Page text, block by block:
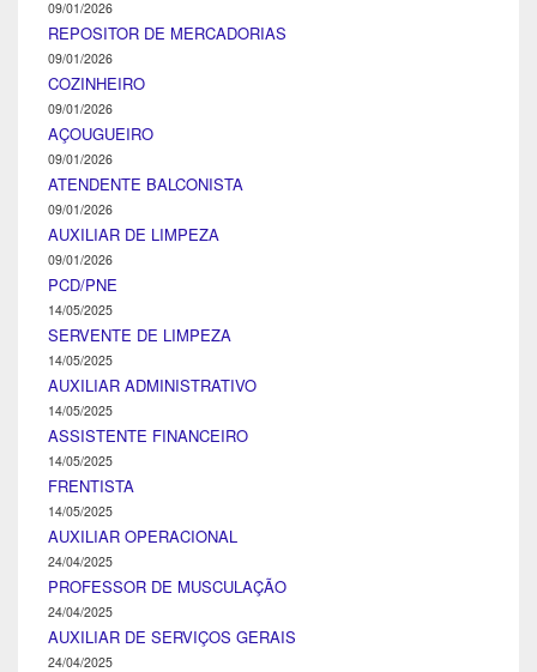
09/01/2026
REPOSITOR DE MERCADORIAS
09/01/2026
COZINHEIRO
09/01/2026
AÇOUGUEIRO
09/01/2026
ATENDENTE BALCONISTA
09/01/2026
AUXILIAR DE LIMPEZA
09/01/2026
PCD/PNE
14/05/2025
SERVENTE DE LIMPEZA
14/05/2025
AUXILIAR ADMINISTRATIVO
14/05/2025
ASSISTENTE FINANCEIRO
14/05/2025
FRENTISTA
14/05/2025
AUXILIAR OPERACIONAL
24/04/2025
PROFESSOR DE MUSCULAÇÃO
24/04/2025
AUXILIAR DE SERVIÇOS GERAIS
24/04/2025